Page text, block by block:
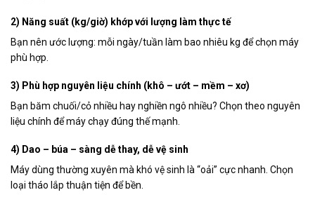
2) Năng suất (kg/giờ) khớp với lượng làm thực tế
Bạn nên ước lượng: mỗi ngày/tuần làm bao nhiêu kg để chọn máy
phù hợp.
3) Phù hợp nguyên liệu chính (khô – ướt – mềm – xơ)
Bạn băm chuối/cỏ nhiều hay nghiền ngô nhiều? Chọn theo nguyên
liệu chính để máy chạy đúng thế mạnh.
4) Dao – búa – sàng dễ thay, dễ vệ sinh
Máy dùng thường xuyên mà khó vệ sinh là “oải” cực nhanh. Chọn
loại tháo lắp thuận tiện để bền.